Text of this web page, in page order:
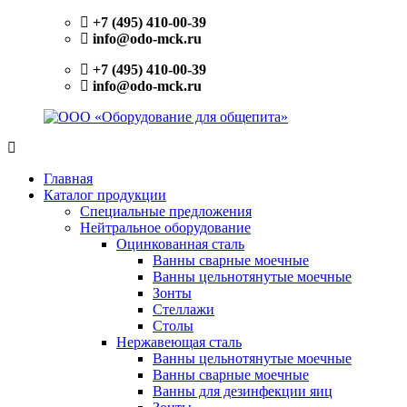
+7 (495) 410-00-39
info@odo-mck.ru
+7 (495) 410-00-39
info@odo-mck.ru
«Оборудование
общепита»
нейтрального
оборудования.
Поставки
теплового,
электромеханического
Главная
Каталог продукции
Специальные предложения
Нейтральное оборудование
Оцинкованная сталь
Ванны сварные моечные
Ванны цельнотянутые моечные
Зонты
Стеллажи
Столы
Нержавеющая сталь
Ванны цельнотянутые моечные
Ванны сварные моечные
Ванны для дезинфекции яиц